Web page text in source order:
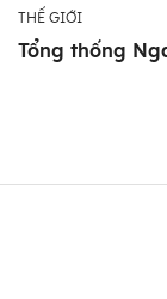
THẾ GIỚI
Tổng thống